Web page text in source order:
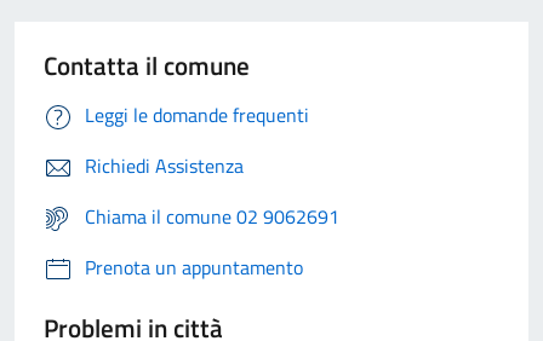
Contatta il comune
Leggi le domande frequenti
Richiedi Assistenza
Chiama il comune 02 9062691
Prenota un appuntamento
Problemi in città